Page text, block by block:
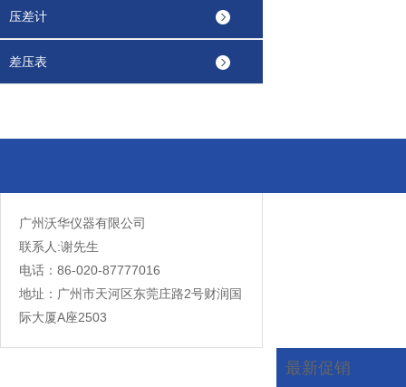
压差计
差压表
广州沃华仪器有限公司
联系人:谢先生
电话：86-020-87777016
地址：广州市天河区东莞庄路2号财润国
际大厦A座2503
最新促销